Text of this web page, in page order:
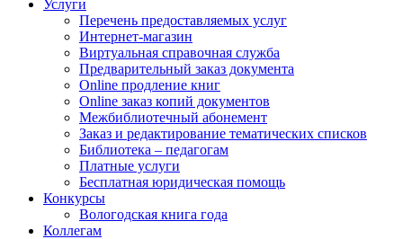
Услуги
Перечень предоставляемых услуг
Интернет-магазин
Виртуальная справочная служба
Предварительный заказ документа
Online продление книг
Online заказ копий документов
Межбиблиотечный абонемент
Заказ и редактирование тематических списков
Библиотека – педагогам
Платные услуги
Бесплатная юридическая помощь
Конкурсы
Вологодская книга года
Коллегам